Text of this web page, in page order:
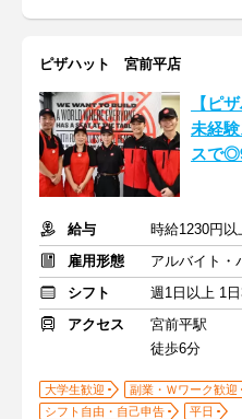
ピザハット 宮前平店
【ピ
未経
スで
給与
時給1230円以
雇用形態
アルバイト・
シフト
週1日以上 1
アクセス
宮前平駅
徒歩6分
大学生歓迎 副業・Ｗワーク歓迎
シフト自由・自己申告
平日